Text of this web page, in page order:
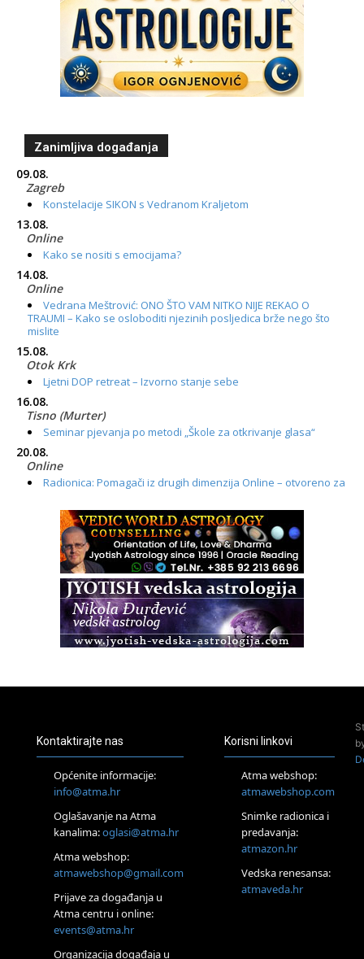
Zanimljiva događanja
09.08.
Zagreb
Konstelacije SIKON s Vedranom Kraljetom
13.08.
Online
Kako se nositi s emocijama?
14.08.
Online
Vedrana Meštrović: ONO ŠTO VAM NITKO NIJE REKAO O
TRAUMI – Kako se osloboditi njezinih posljedica brže nego što
mislite
15.08.
Otok Krk
Ljetni DOP retreat – Izvorno stanje sebe
16.08.
Tisno (Murter)
Seminar pjevanja po metodi „Škole za otkrivanje glasa“
20.08.
Online
Radionica: Pomagači iz drugih dimenzija Online – otvoreno za
Zagreb+Online
Osnovni ThetaHealing® tečaj, Zagreb i Online
Zagreb
Osnovna radionica za izscjeljivanje pranom (Basic Pranic
Healing course)
Access BARS®, otpusti stres
Pjesma srca / Zagreb
Tečaj Višeg Vodstva, razvijanja intuicije i Akaša zapisa
Online
Upisi u program Profesionalni hipnoterapeut — nova
Online
Postanite Nositelj Vibracije Nove Zemlje
Visoko
Alemka Dauskardt – Jednodnevna radionica sistemskih
Kontaktirajte nas
Općenite informacije:
info@atma.hr
Oglašavanje na Atma
kanalima:oglasi@atma.hr
Atma webshop:
atmawebshop@gmail.com
Prijave za događanja u
Atma centru i online:
events@atma.hr
Organizacija događaja u
Korisni linkovi
Atma webshop:
atmawebshop.com
Snimke radionica i
predavanja:
atmazon.hr
Vedska renesansa:
atmaveda.hr